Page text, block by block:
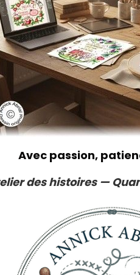
Avec passion,
des histoires —